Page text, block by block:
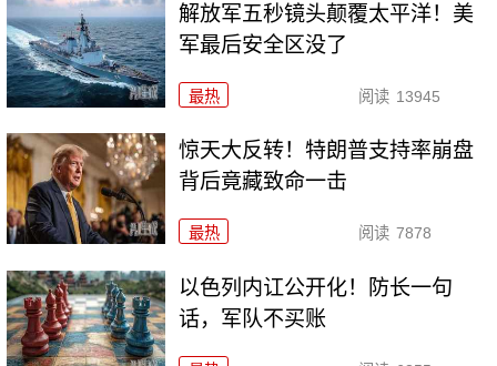
解放军五秒镜头颠覆太平洋！美
军最后安全区没了
最热 阅读 13945
惊天大反转！特朗普支持率崩盘
背后竟藏致命一击
最热 阅读 7878
以色列内讧公开化！防长一句
话，军队不买账